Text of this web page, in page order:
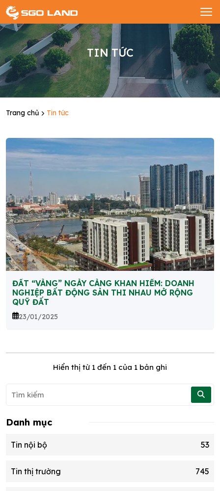
TIN TỨC
Trang chủ Tin tức
ĐẤT “VÀNG” NGÀY CÀNG KHAN HIẾM: DOANH
NGHIỆP BẤT ĐỘNG SẢN THI NHAU MỞ RỘNG
QUỸ ĐẤT
23/01/2025
Hiển thị từ 1 đến 1 của 1 bản ghi
Danh mục
Tin nội bộ 53
Tin thị trường 745